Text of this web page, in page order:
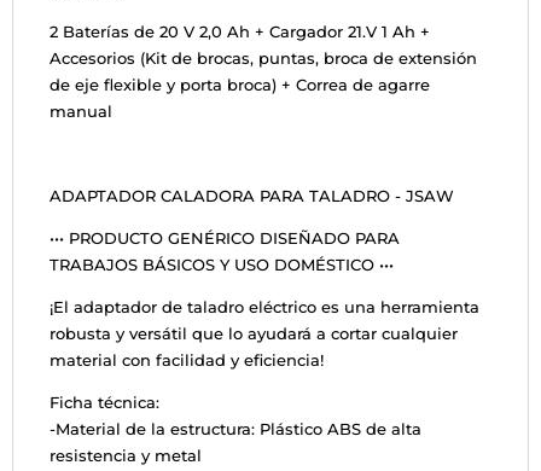
2 Baterías de 20 V 2,0 Ah + Cargador 21.V 1 Ah +
Accesorios (Kit de brocas, puntas, broca de extensión
de eje flexible y porta broca) + Correa de agarre
manual
ADAPTADOR CALADORA PARA TALADRO - JSAW
••• PRODUCTO GENÉRICO DISEÑADO PARA
TRABAJOS BÁSICOS Y USO DOMÉSTICO •••
¡El adaptador de taladro eléctrico es una herramienta
robusta y versátil que lo ayudará a cortar cualquier
material con facilidad y eficiencia!
Ficha técnica:
-Material de la estructura: Plástico ABS de alta
resistencia y metal